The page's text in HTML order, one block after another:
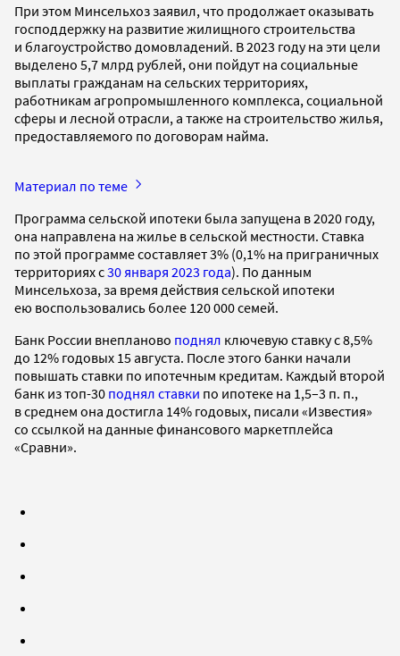
При этом Минсельхоз заявил, что продолжает оказывать
господдержку на развитие жилищного строительства
и благоустройство домовладений. В 2023 году на эти цели
выделено 5,7 млрд рублей, они пойдут на социальные
выплаты гражданам на сельских территориях,
работникам агропромышленного комплекса, социальной
сферы и лесной отрасли, а также на строительство жилья,
предоставляемого по договорам найма.
Материал по теме
Программа сельской ипотеки была запущена в 2020 году,
она направлена на жилье в сельской местности. Ставка
по этой программе составляет 3% (0,1% на приграничных
территориях с30 января 2023 года). По данным
Минсельхоза, за время действия сельской ипотеки
ею воспользовались более 120 000 семей.
Банк России внепланово поднял ключевую ставку с 8,5%
до 12% годовых 15 августа. После этого банки начали
повышать ставки по ипотечным кредитам. Каждый второй
банк из топ-30 поднял ставки по ипотеке на 1,5–3 п. п.,
в среднем она достигла 14% годовых, писали «Известия»
со ссылкой на данные финансового маркетплейса
«Сравни».